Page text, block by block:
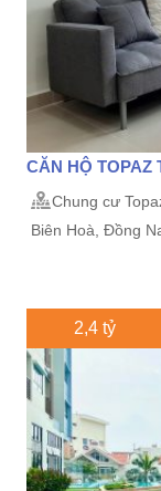
CĂN HỘ TOPAZ
Chung cư
Biên Hoà, Đồng
2,4 tỷ